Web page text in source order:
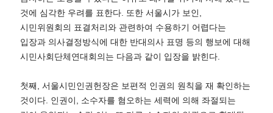
것에 심각한 우려를 표한다.
또한 서울시가 보인,
시민위원회의 표결처리와 관련하여 수용하기 어렵다는
입장과 의사결정방식에 대한 반대의사 표명 등의 행보에대해
시민사회단체연대회의는 다음과 같이 입장을 밝힌다.
첫째, 서울시민인권헌장은 보편적 인권의 원칙을 재 확인하는
것이다. 인권이, 소수자를 혐오하는 세력에 의해 좌절되는